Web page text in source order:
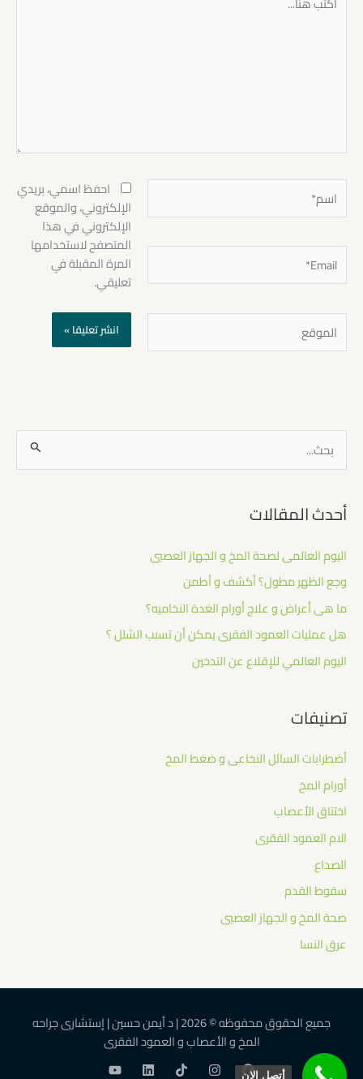
هنا...
الموقع
احفظ اسمي، بريدي
الإلكتروني، والموقع
الإلكتروني في هذا
المتصفح لاستخدامها
المرة المقبلة في
تعليقي.
ل
ح
ع
ن
:
أحدث المقالات
اليوم العالمى لصحة المخ و الجهاز العصبى
وجع الظهر مطول؟ أكشف و أطمن
ما هى أعراض و علاج أورام الغدة النخاميه؟
هل عمليات العمود الفقرى يمكن أن تسبب الشلل ؟ ​
اليوم العالمي للإقلاع عن التدخين
تصنيفات
أضطرابات السائل النخاعى و ضغط المخ
أورام المخ
اختناق الأعصاب
الام العمود الفقرى
الصداع
سقوط القدم
صحة المخ و الجهاز العصبى
عرق النسا
جميع الحقوق محفوظه © 2026 | د أيمن حسين | إستشارى جراحه
المخ و الأعصاب و العمود الفقرى
أتصل الان